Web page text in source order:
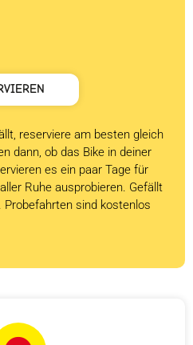
reserviere am besten gleich
dann, ob das Bike in deiner
es ein paar Tage für
Ruhe ausprobieren. Gefällt
sind kostenlos